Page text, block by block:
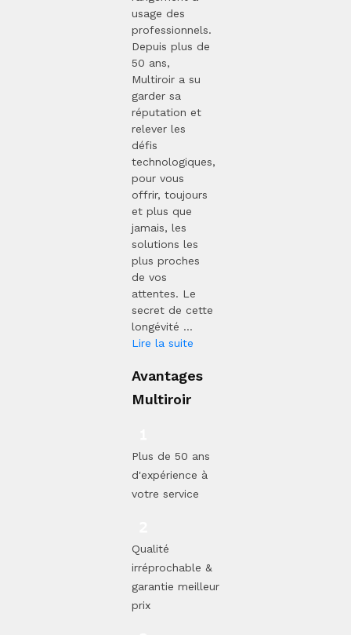
usage des
professionnels.
Depuis plus de
50 ans,
Multiroir a su
garder sa
réputation et
relever les
défis
technologiques,
pour vous
offrir, toujours
et plus que
jamais, les
solutions les
plus proches
de vos
attentes. Le
secret de cette
longévité ...
Lire la suite
Avantages
Multiroir
Plus de 50 ans
d'expérience à
votre service
Qualité
irréprochable &
garantie meilleur
prix